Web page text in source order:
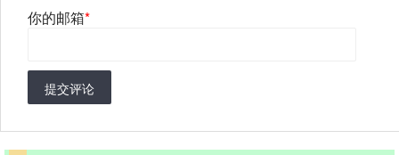
你的邮箱*
提交评论